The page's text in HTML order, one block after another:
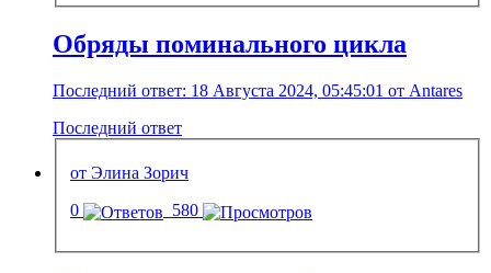
Обряды поминального цикла
Последний ответ: 18 Августа 2024, 05:45:01 от Antares
Последний ответ
от Элина Зорич
0
580